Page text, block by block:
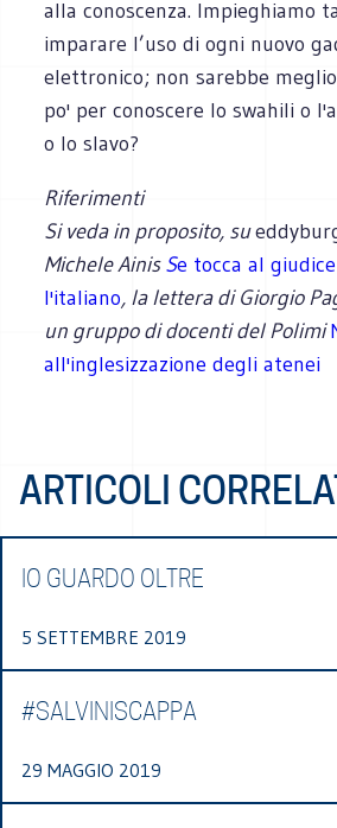
alla conoscenza. Impieghiamo
imparare l’uso di ogni nuovo
elettronico; non sarebbe
po' per conoscere lo swahili o
o lo slavo?
Riferimenti
Si veda in proposito, su
Michele AinisSe tocca al
l'italiano, la lettera di Giorgio
un gruppo di docenti del Polimi
all'inglesizzazione degli atenei
ARTICOLI
IO GUARDO OLTRE
5 SETTEMBRE 2019
#SALVINISCAPPA
29 MAGGIO 2019